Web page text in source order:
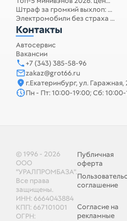
Штраф за громкий выхлоп: ...
Электромобили без страха ...
Контакты
Автосервис
Вакансии
+7 (343) 385-58-96
zakaz@grot66.ru
г.Екатеринбург, ул. Гаражная,
Пн - Пт: 10:00-19:00; Сб:
© 1996 - 2026
ООО
"УРАЛПРОМБАЗА".
Все права
защищены.
ИНН: 6664043884
КПП: 667101001
ОГРН:
Публичная
оферта
соглашение
Согласие на
рекламные